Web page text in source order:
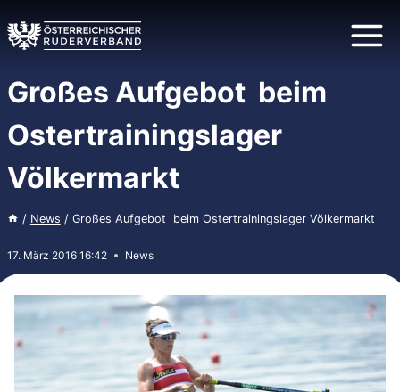
Inhalt
springen
Großes Aufgebot beim
Ostertrainingslager
Völkermarkt
/ News / Großes Aufgebot beim Ostertrainingslager Völkermarkt
17. März 2016 16:42 News